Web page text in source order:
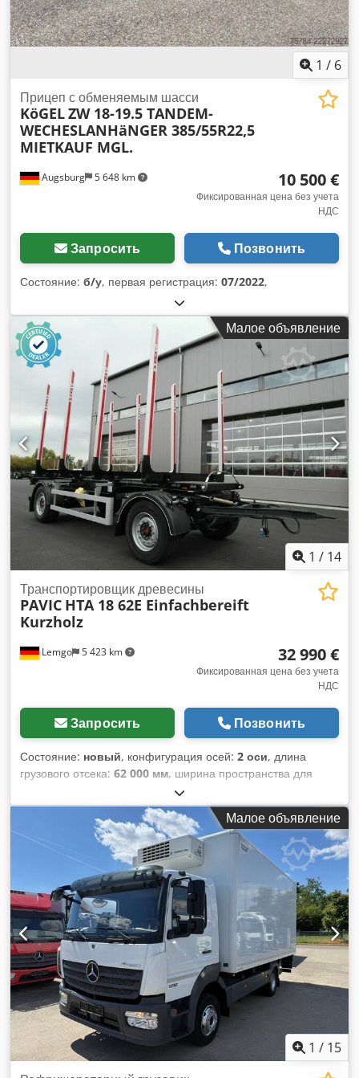
1 / 6
Augsburg 5 648 km
Прицеп с обменяемым шасси
KöGELZW 18-19.5 TANDEM-
WECHESLANHäNGER 385/55R22,5
MIETKAUF MGL.
10 500 €
Фиксированная цена без учета
НДС
Запросить Позвонить
Состояние: б/у, первая регистрация: 07/2022,
Малое объявление
1 / 14
Lemgo 5 423 km
Транспортировщик древесины
PAVIC HTA 18 62E Einfachbereift
Kurzholz
32 990 €
Фиксированная цена без учета
НДС
Запросить Позвонить
Состояние: новый, конфигурация осей: 2 оси, длина
грузового отсека: 62 000 мм, ширина пространства для
, подвеска:воздух
385/55-22,5, колесная база:4 140 мм, цвет:чёрный,
Малое объявление
1 / 15